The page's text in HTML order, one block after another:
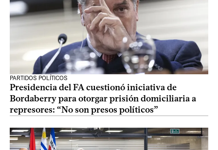
PARTIDOS POLÍTICOS
Presidencia del FA cuestionó iniciativa de
Bordaberry para otorgar prisión domiciliaria a
represores: “No son presos políticos”